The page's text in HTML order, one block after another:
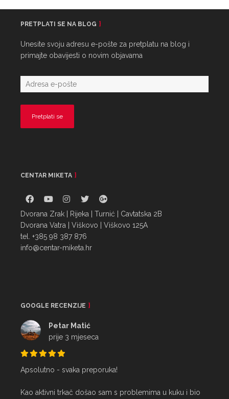
PRETPLATI SE NA BLOG
Unesite svoju adresu e-pošte za pretplatu na blog i
primajte obavijesti o novim objavama
CENTAR MIKETA
Dvorana Zrak | Rijeka | Turnić | Cavtatska 2B
Dvorana Vatra | Viškovo | Viškovo 125A
tel. +385 98 387 876
info@centar-miketa.hr
GOOGLE RECENZIJE
Petar Matić
prije 3 mjeseca
Apsolutno - svaka preporuka!
Kao aktivni trkač došao sam s problemima u kuku i bio